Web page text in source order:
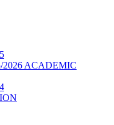
2026 ACADEMIC